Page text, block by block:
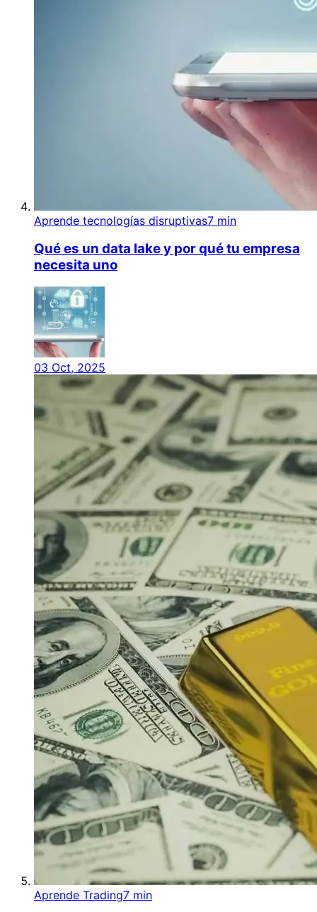
Aprende tecnologías disruptivas7 min
Qué es un data lake y por qué tu empresa
necesita uno
03 Oct, 2025
Aprende Trading7 min